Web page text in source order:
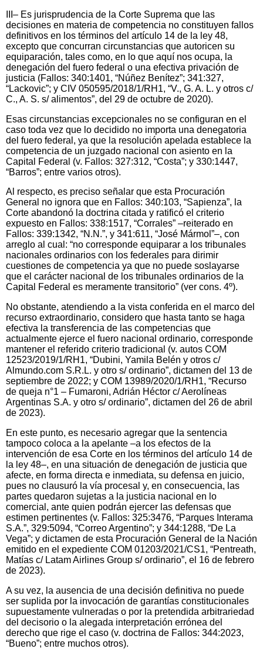
III– Es jurisprudencia de la Corte Suprema que las
decisiones en materia de competencia no constituyen fallos
definitivos en los términos del artículo 14 de la ley 48,
excepto que concurran circunstancias que autoricen su
equiparación, tales como, en lo que aquí nos ocupa, la
denegación del fuero federal o una efectiva privación de
justicia (Fallos: 340:1401, “Núñez Benítez”; 341:327,
“Lackovic”; y CIV 050595/2018/1/RH1, “V., G. A. L. y otros c/
C., A. S. s/ alimentos”, del 29 de octubre de 2020).
Esas circunstancias excepcionales no se configuran en el
caso toda vez que lo decidido no importa una denegatoria
del fuero federal, ya que la resolución apelada establece la
competencia de un juzgado nacional con asiento en la
Capital Federal (v. Fallos: 327:312, “Costa”; y 330:1447,
“Barros”; entre varios otros).
Al respecto, es preciso señalar que esta Procuración
General no ignora que en Fallos: 340:103, “Sapienza”, la
Corte abandonó la doctrina citada y ratificó el criterio
expuesto en Fallos: 338:1517, “Corrales” –reiterado en
Fallos: 339:1342, “N.N.”, y 341:611, “José Mármol”–, con
arreglo al cual: “no corresponde equiparar a los tribunales
nacionales ordinarios con los federales para dirimir
cuestiones de competencia ya que no puede soslayarse
que el carácter nacional de los tribunales ordinarios de la
Capital Federal es meramente transitorio” (ver cons. 4º).
No obstante, atendiendo a la vista conferida en el marco del
recurso extraordinario, considero que hasta tanto se haga
efectiva la transferencia de las competencias que
actualmente ejerce el fuero nacional ordinario, corresponde
mantener el referido criterio tradicional (v. autos COM
12523/2019/1/RH1, “Dubini, Yamila Belén y otros c/
Almundo.com S.R.L. y otro s/ ordinario”, dictamen del 13 de
septiembre de 2022; y COM 13989/2020/1/RH1, “Recurso
de queja n°1 – Fumaroni, Adrián Héctor c/ Aerolíneas
Argentinas S.A. y otro s/ ordinario”, dictamen del 26 de abril
de 2023).
En este punto, es necesario agregar que la sentencia
tampoco coloca a la apelante –a los efectos de la
intervención de esa Corte en los términos del artículo 14 de
la ley 48–, en una situación de denegación de justicia que
afecte, en forma directa e inmediata, su defensa en juicio,
pues no clausuró la vía procesal y, en consecuencia, las
partes quedaron sujetas a la justicia nacional en lo
comercial, ante quien podrán ejercer las defensas que
estimen pertinentes (v. Fallos: 325:3476, “Parques Interama
S.A.”, 329:5094, “Correo Argentino”; y 344:1288, “De La
Vega”; y dictamen de esta Procuración General de la Nación
emitido en el expediente COM 01203/2021/CS1, “Pentreath,
Matías c/ Latam Airlines Group s/ ordinario”, el 16 de febrero
de 2023).
A su vez, la ausencia de una decisión definitiva no puede
ser suplida por la invocación de garantías constitucionales
supuestamente vulneradas o por la pretendida arbitrariedad
del decisorio o la alegada interpretación errónea del
derecho que rige el caso (v. doctrina de Fallos: 344:2023,
“Bueno”; entre muchos otros).